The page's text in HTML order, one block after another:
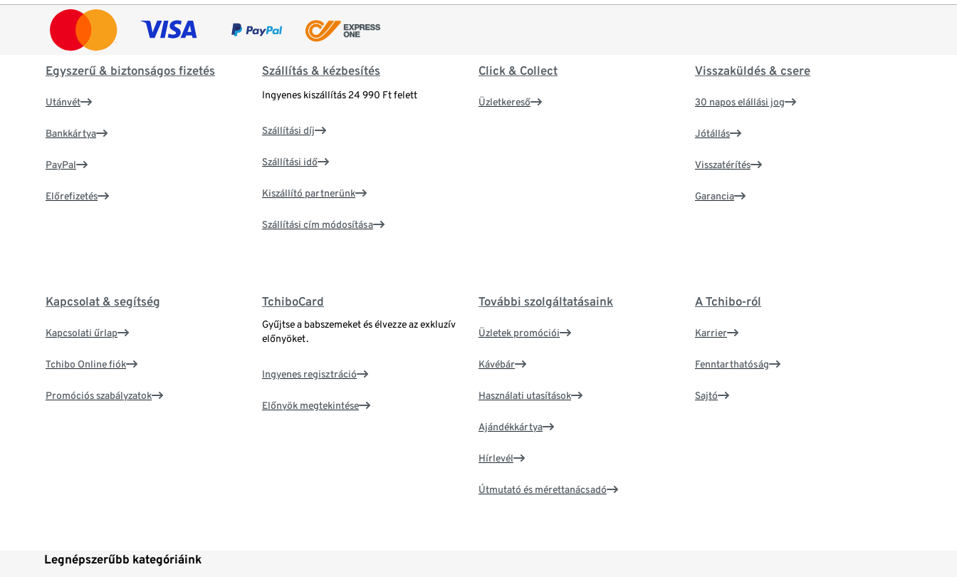
Egyszerű & biztonságos fizetés
Utánvét
Bankkártya
PayPal
Előrefizetés
Szállítás & kézbesítés
Ingyenes kiszállítás 24 990 Ft felett
Szállítási díj
Szállítási idő
Kiszállító partnerünk
Szállítási cím módosítása
Click & Collect
Üzletkereső
Visszaküldés & csere
30 napos elállási jog
Jótállás
Visszatérítés
Garancia
Kapcsolat & segítség
Kapcsolati űrlap
Tchibo Online fiók
Promóciós szabályzatok
TchiboCard
Gyűjtse a babszemeket és élvezze az exkluzív
előnyöket.
Ingyenes regisztráció
Előnyök megtekintése
További szolgáltatásaink
Üzletek promóciói
Kávébár
Használati utasítások
Ajándékkártya
Hírlevél
Útmutató és mérettanácsadó
A Tchibo-ról
Karrier
Fenntarthatóság
Sajtó
Legnépszerűbb kategóriáink